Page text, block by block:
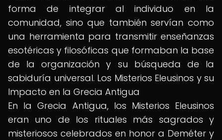
forma de integrar al individuo en la
comunidad, sino que también servían como
una herramienta para transmitir enseñanzas
esotéricas y filosóficas que formaban la base
de la organización y su búsqueda de la
sabiduría universal. Los Misterios Eleusinos y su
Impacto en la Grecia Antigua
En la Grecia Antigua, los Misterios Eleusinos
eran uno de los rituales más sagrados y
misteriosos celebrados en honor a Deméter y